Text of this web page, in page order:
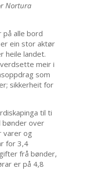
Nortura
på alle bord
ein stor aktør
heile landet.
meir i
som
sikkerheit for
til ti
bønder over
varer og
for 3,4
frå bønder,
er på 4,8